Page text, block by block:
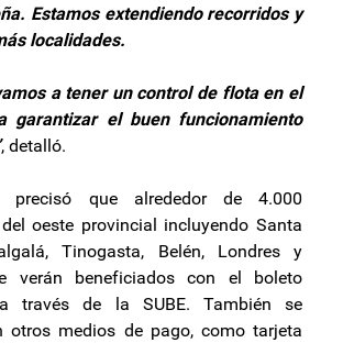
Estamos extendiendo recorridos y
localidades.
a tener un control de flota en el
garantizar el buen funcionamiento
, detalló.
precisó que alrededor de 4.000
oeste provincial incluyendo Santa
Tinogasta, Belén, Londres y
verán beneficiados con el boleto
través de la SUBE. También se
otros medios de pago, como tarjeta